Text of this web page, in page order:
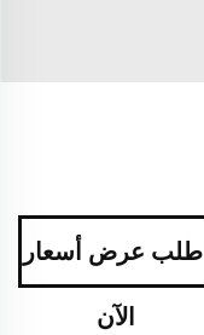
اطلب عرض أسعار
الآن